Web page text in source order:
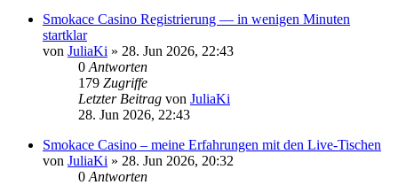
Smokace Casino Registrierung — in wenigen Minuten
startklar
von JuliaKi » 28. Jun 2026, 22:43
0Antworten
179 Zugriffe
Letzter Beitrag von JuliaKi
28. Jun 2026, 22:43
Smokace Casino – meine Erfahrungen mit den Live-Tischen
von JuliaKi » 28. Jun 2026, 20:32
0Antworten